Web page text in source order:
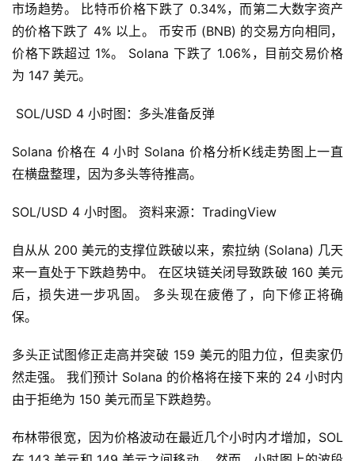
市场趋势。 比特币价格下跌了 0.34%，而第二大数字资产
的价格下跌了 4% 以上。 币安币 (BNB) 的交易方向相同，
价格下跌超过 1%。 Solana 下跌了 1.06%，目前交易价格
为 147 美元。
SOL/USD 4 小时图：多头准备反弹
Solana 价格在 4 小时 Solana 价格分析K线走势图上一直
在横盘整理，因为多头等待推高。
SOL/USD 4 小时图。 资料来源：TradingView
自从从 200 美元的支撑位跌破以来，索拉纳 (Solana) 几天
来一直处于下跌趋势中。 在区块链关闭导致跌破 160 美元
后，损失进一步巩固。 多头现在疲倦了，向下修正将确
保。
多头正试图修正走高并突破 159 美元的阻力位，但卖家仍
然走强。 我们预计 Solana 的价格将在接下来的 24 小时内
由于拒绝为 150 美元而呈下跌趋势。
布林带很宽，因为价格波动在最近几个小时内才增加，SOL